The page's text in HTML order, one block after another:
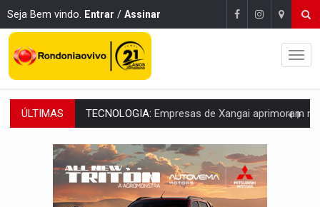
Seja Bem vindo. Entrar / Assinar
ÚLTIMAS PROTEGE A TERRA:China descobre como explodir asteroide com bomba
VÍDEO:Motociclista morre após bater na traseira de
PARECE UM NUGGET:Essa receita com frango virou o meu
EMPREENDEDORISMO:7 negócios que podem começar com pouco dinheiro e